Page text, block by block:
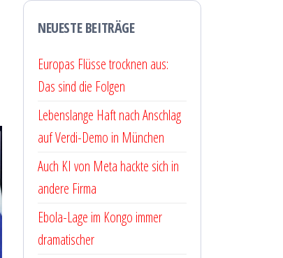
NEUESTE BEITRÄGE
Europas Flüsse trocknen aus:
Das sind die Folgen
Lebenslange Haft nach Anschlag
auf Verdi-Demo in München
Auch KI von Meta hackte sich in
andere Firma
Ebola-Lage im Kongo immer
dramatischer